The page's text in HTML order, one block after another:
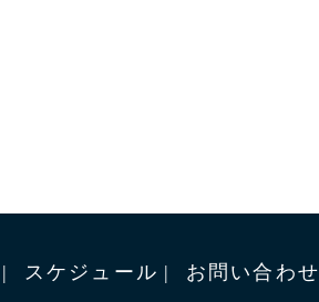
スケジュール お問い合わせ